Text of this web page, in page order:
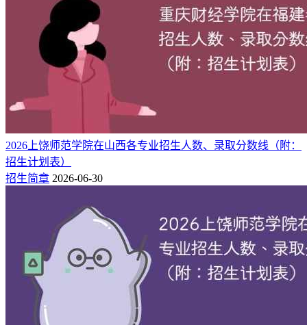
2026上饶师范学院在山西各专业招生人数、录取分数线（附：
招生计划表）
招生简章 2026-06-30